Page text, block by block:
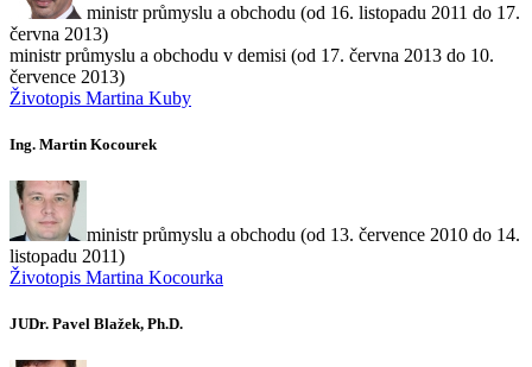
ministr průmyslu a obchodu (od 16. listopadu 2011 do 17.
června 2013)
ministr průmyslu a obchodu v demisi (od 17. června 2013 do 10.
července 2013)
Životopis Martina Kuby
Ing. Martin Kocourek
ministr průmyslu a obchodu (od 13. července 2010 do 14.
listopadu 2011)
Životopis Martina Kocourka
JUDr. Pavel Blažek, Ph.D.